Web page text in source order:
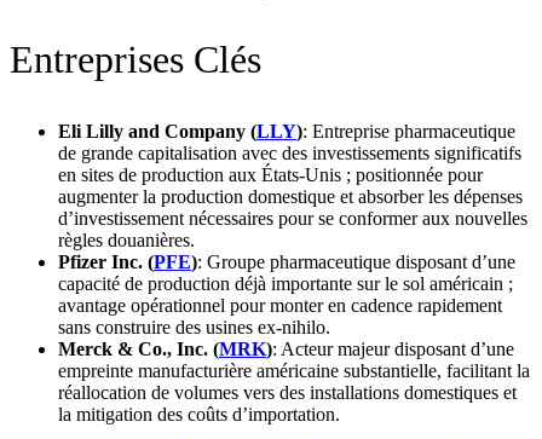
Entreprises Clés
Eli Lilly and Company (LLY): Entreprise pharmaceutique
de grande capitalisation avec des investissements significatifs
en sites de production aux États‑Unis ; positionnée pour
augmenter la production domestique et absorber les dépenses
d’investissement nécessaires pour se conformer aux nouvelles
règles douanières.
Pfizer Inc. (PFE): Groupe pharmaceutique disposant d’une
capacité de production déjà importante sur le sol américain ;
avantage opérationnel pour monter en cadence rapidement
sans construire des usines ex‑nihilo.
Merck & Co., Inc. (MRK): Acteur majeur disposant d’une
empreinte manufacturière américaine substantielle, facilitant la
réallocation de volumes vers des installations domestiques et
la mitigation des coûts d’importation.